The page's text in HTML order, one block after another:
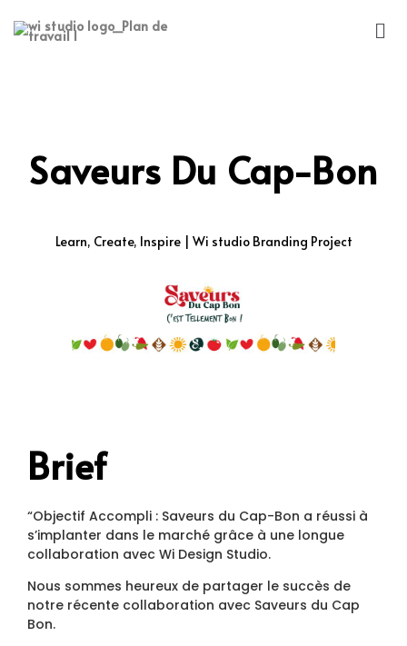
Saveurs Du Cap-Bon
Learn, Create, Inspire | Wi studio Branding Project
Brief
“Objectif Accompli : Saveurs du Cap-Bon a réussi à
s’implanter dans le marché grâce à une longue
collaboration avec Wi Design Studio.
Nous sommes heureux de partager le succès de
notre récente collaboration avec Saveurs du Cap
Bon.